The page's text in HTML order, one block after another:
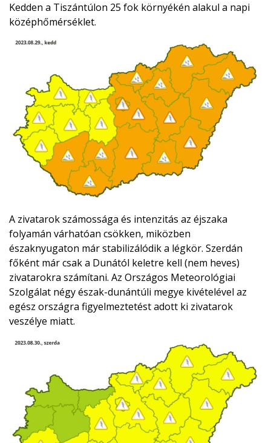
Kedden a Tiszántúlon 25 fok környékén alakul a napi
középhőmérséklet.
A zivatarok számossága és intenzitás az éjszaka
folyamán várhatóan csökken, miközben
északnyugaton már stabilizálódik a légkör. Szerdán
főként már csak a Dunától keletre kell (nem heves)
zivatarokra számítani. Az Országos Meteorológiai
Szolgálat négy észak-dunántúli megye kivételével az
egész országra figyelmeztetést adott ki zivatarok
veszélye miatt.